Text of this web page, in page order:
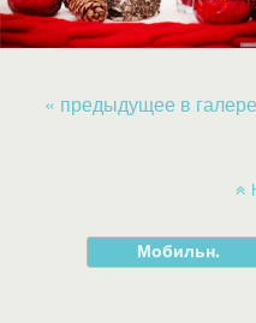
« предыдущее в
Мобильн.